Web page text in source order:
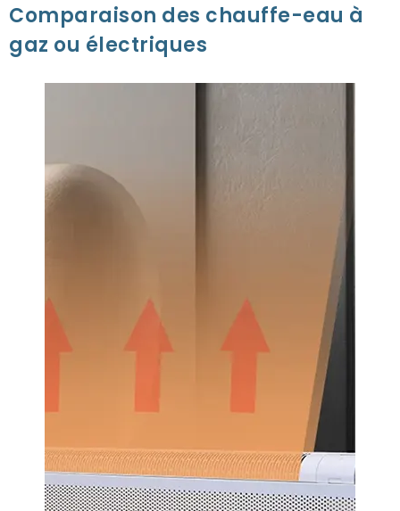
Comparaison des chauffe-eau à
gaz ou électriques